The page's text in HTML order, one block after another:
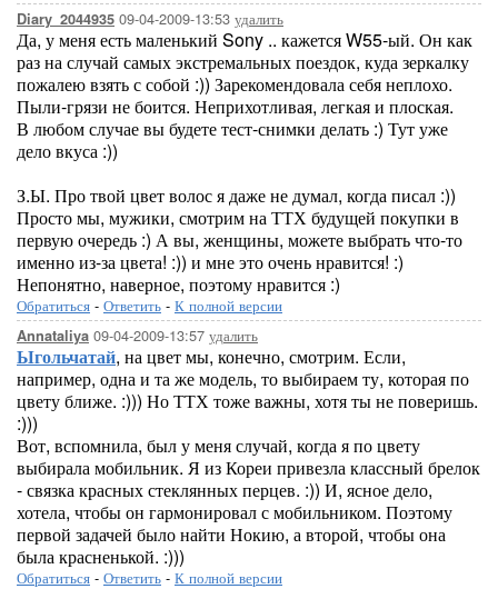
Diary_2044935 09-04-2009-13:53 удалить
Да, у меня есть маленький Sony .. кажется W55-ый. Он как
раз на случай самых экстремальных поездок, куда зеркалку
пожалею взять с собой :)) Зарекомендовала себя неплохо.
Пыли-грязи не боится. Неприхотливая, легкая и плоская.
В любом случае вы будете тест-снимки делать :) Тут уже
дело вкуса :))
З.Ы. Про твой цвет волос я даже не думал, когда писал :))
Просто мы, мужики, смотрим на ТТХ будущей покупки в
первую очередь :) А вы, женщины, можете выбрать что-то
именно из-за цвета! :)) и мне это очень нравится! :)
Непонятно, наверное, поэтому нравится :)
Обратиться - Ответить - К полной версии
Annataliya 09-04-2009-13:57 удалить
Ыгольчатай, на цвет мы, конечно, смотрим. Если,
например, одна и та же модель, то выбираем ту, которая по
цвету ближе. :))) Но ТТХ тоже важны, хотя ты не поверишь.
:)))
Вот, вспомнила, был у меня случай, когда я по цвету
выбирала мобильник. Я из Кореи привезла классный брелок
- связка красных стеклянных перцев. :)) И, ясное дело,
хотела, чтобы он гармонировал с мобильником. Поэтому
первой задачей было найти Нокию, а второй, чтобы она
была красненькой. :)))
Обратиться - Ответить - К полной версии